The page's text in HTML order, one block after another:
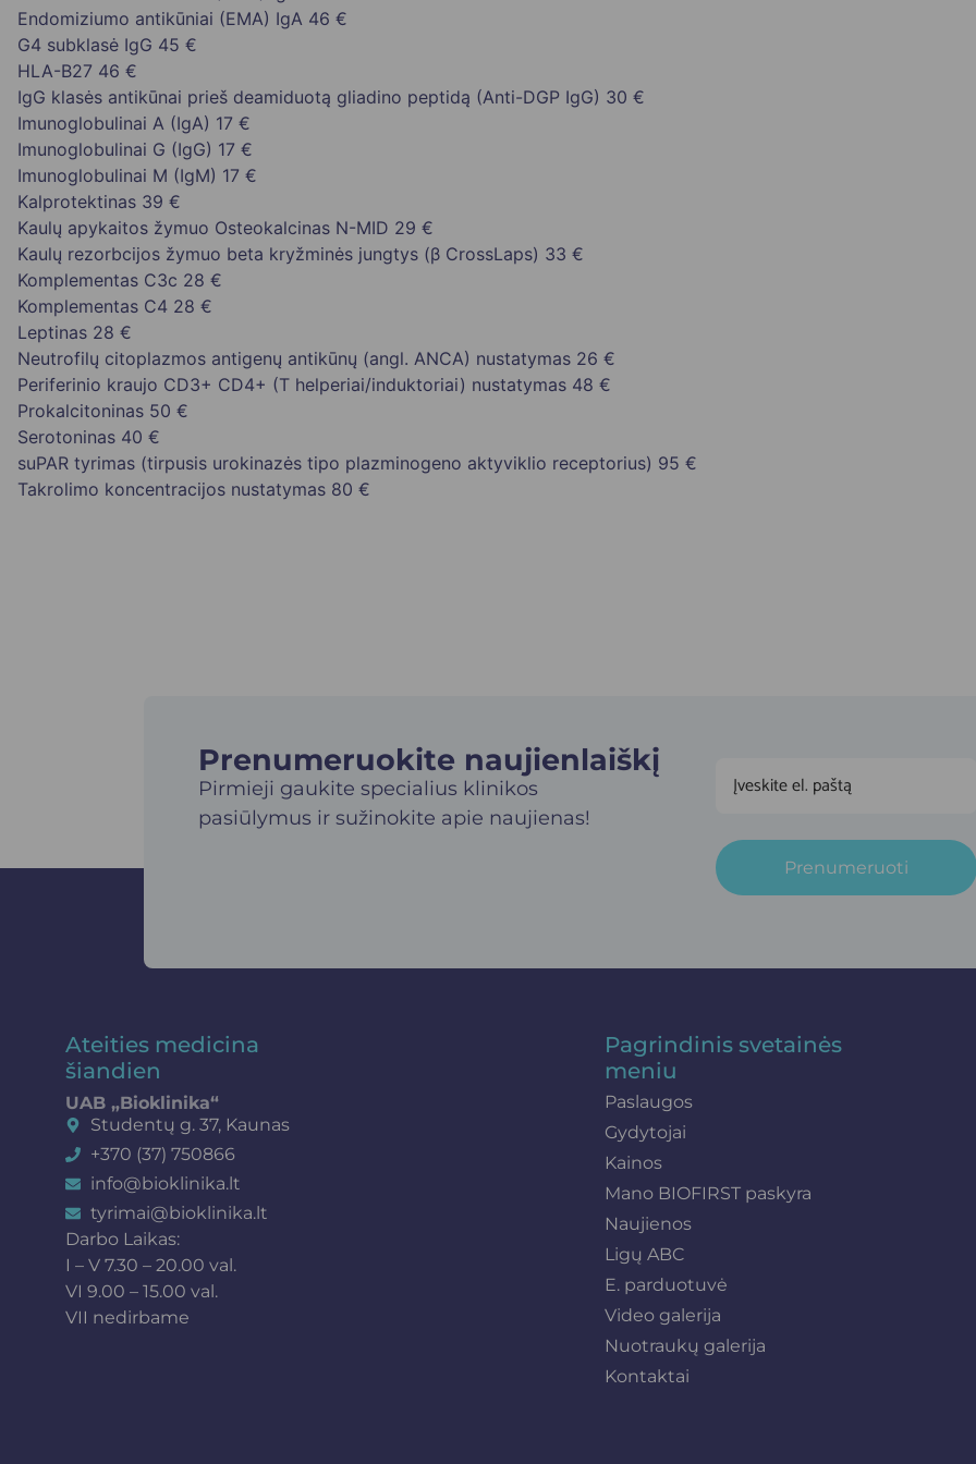
Endomiziumo antikūniai (EMA) IgA 46 €
G4 subklasė IgG 45 €
HLA-B27 46 €
IgG klasės antikūnai prieš deamiduotą gliadino peptidą (Anti-DGP IgG) 30 €
Imunoglobulinai A (IgA) 17 €
Imunoglobulinai G (IgG) 17 €
Imunoglobulinai M (IgM) 17 €
Kalprotektinas 39 €
Kaulų apykaitos žymuo Osteokalcinas N-MID 29 €
Kaulų rezorbcijos žymuo beta kryžminės jungtys (β CrossLaps) 33 €
Komplementas C3c 28 €
Komplementas C4 28 €
Leptinas 28 €
Neutrofilų citoplazmos antigenų antikūnų (angl. ANCA) nustatymas 26 €
Periferinio kraujo CD3+ CD4+ (T helperiai/induktoriai) nustatymas 48 €
Prokalcitoninas 50 €
Serotoninas 40 €
suPAR tyrimas (tirpusis urokinazės tipo plazminogeno aktyviklio receptorius) 95 €
Takrolimo koncentracijos nustatymas 80 €
Prenumeruokite naujienlaiškį​
Pirmieji gaukite specialius klinikos
pasiūlymus ir sužinokite apie naujienas!
Prenumeruoti
Ateities medicina
šiandien
UAB „Bioklinika“
Studentų g. 37, Kaunas
+370 (37) 750866
info@bioklinika.lt
tyrimai@bioklinika.lt
Darbo Laikas:
I – V 7.30 – 20.00 val.
VI 9.00 – 15.00 val.
VII nedirbame
Pagrindinis svetainės
meniu
Paslaugos
Gydytojai
Kainos
Mano BIOFIRST paskyra
Naujienos
Ligų ABC
E. parduotuvė
Video galerija
Nuotraukų galerija
Kontaktai